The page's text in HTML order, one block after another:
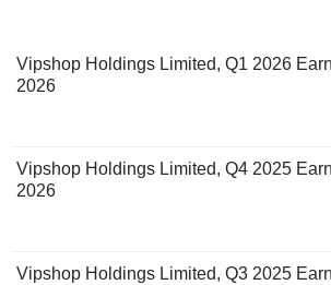
Vipshop Holdings Limited, Q1 2026
2026
Vipshop Holdings Limited, Q4 2025
2026
Vipshop Holdings Limited, Q3 2025